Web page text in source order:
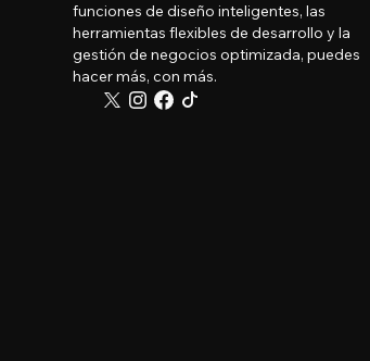
funciones de diseño inteligentes, las
herramientas flexibles de desarrollo y la
gestión de negocios optimizada, puedes
hacer más, con más.